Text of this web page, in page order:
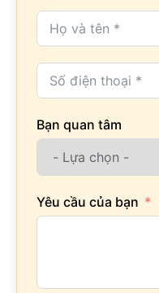
Bạn quan tâm
Yêu cầu của bạn